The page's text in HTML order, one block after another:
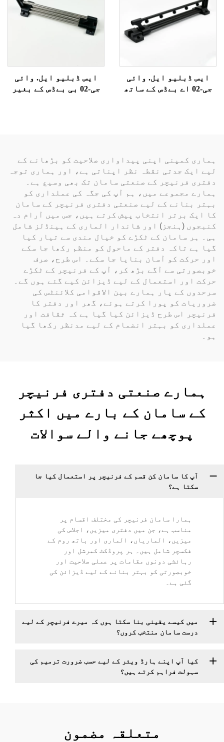
ایس ڈبلیو ایل. وائی
جی-02 اے بےڈس کے ساتھ
ایس ڈبلیو ایل. وائی
جی-02 بی بےڈس کے بغیر
ہماری کمپنی اپنی پیداواری صلاحیت کو بڑھانے کے
لیے ایک جدتی نقطہ نظر اپناتی ہے، اور ہماری توجہ
دفتری فرنیچر کے صنعتی سامان تک بھی وسیع ہے۔
ہمارے مجموعے میں، ہم آپ کی جگہ کی عملداری کو
بہتر بنانے کے لیے صنعتی دفتری فرنیچر کے سامان
کا ایک برتر انتخاب پیش کرتے ہیں، جس میں آرام دہ
کنبجوں (ہنجز) اور شاندار الماری کے ہینڈلز شامل
ہی۔ ہر سامان کے ٹکڑے کو خیال مندی سے تیار کیا
گیا ہے تاکہ دفتر کے ماحول کو منظم رکھا جا سکے
اور حرکت کو آسان بنایا جا سکے۔ اس طرح، صرف
خوبصورتی سے آگے بڑھ کر، آپ کے فرنیچر کے ٹکڑے
حرکت اور استعمال کے لیے ڈیزائن کیے گئے ہوں گے۔
سرحدوں کے پار ہمارے بین الاقوامی کلائنٹس کی
ضروریات کو پورا کرتے ہوئے، گھر اور دفتر کا
فرنیچر اس طرح ڈیزائن کیا گیا ہے کہ ثقافت اور
عملداری کو بہتر انضمام کے لیے مدنظر رکھا گیا
ہو۔
ہمارے صنعتی دفتری فرنیچر
کے سامان کے بارے میں اکثر
پوچھے جانے والے سوالات
آپ کا سامان کن قسم کے فرنیچر پر استعمال کیا جا
سکتا ہے؟
ہمارا سامان فرنیچر کی مختلف اقسام پر
مناسب ہے، جن میں دفتری میزیں، اجلاس کی
میزیں، الماریاں، الماری اور باتھ روم کے
فکسچر شامل ہیں۔ ہر پروڈکٹ کمرشل اور
رہائشی دونوں مقامات پر عملی صلاحیت اور
خوبصورتی کو بہتر بنانے کے لیے ڈیزائن کی
گئی ہے۔
میں کیسے یقینی بنا سکتا ہوں کہ میرے فرنیچر کے لیے
درست سامان منتخب کروں؟
کیا آپ اپنے ہارڈ ویئر کے لیے حسب ضرورت ترمیم کی
سہولت فراہم کرتے ہیں؟
متعلقہ مضمون